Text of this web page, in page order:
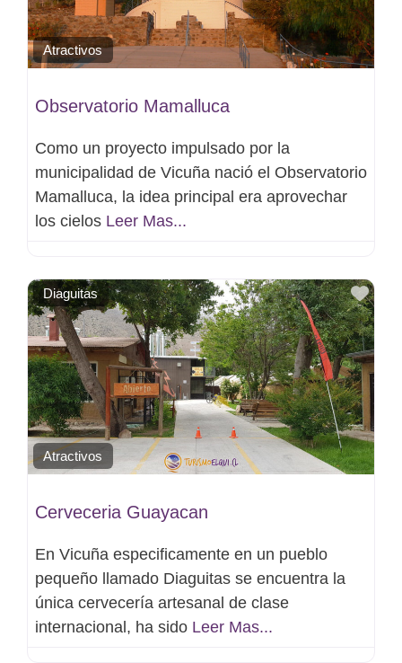
Atractivos
Observatorio Mamalluca
Como un proyecto impulsado por la
municipalidad de Vicuña nació el Observatorio
Mamalluca, la idea principal era aprovechar
los cielos Leer Mas...
Diaguitas
Atractivos
Cerveceria Guayacan
En Vicuña especificamente en un pueblo
pequeño llamado Diaguitas se encuentra la
única cervecería artesanal de clase
internacional, ha sido Leer Mas...